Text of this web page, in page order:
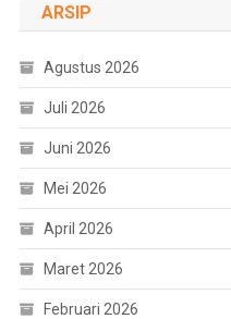
ARSIP
Agustus 2026
Juli 2026
Juni 2026
Mei 2026
April 2026
Maret 2026
Februari 2026